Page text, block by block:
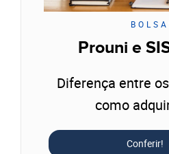
Prouni e
Diferença entre
como
Conferir!